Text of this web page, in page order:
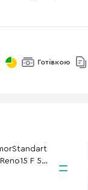
Готівкою
F 5G
5G -
(ARM90418)